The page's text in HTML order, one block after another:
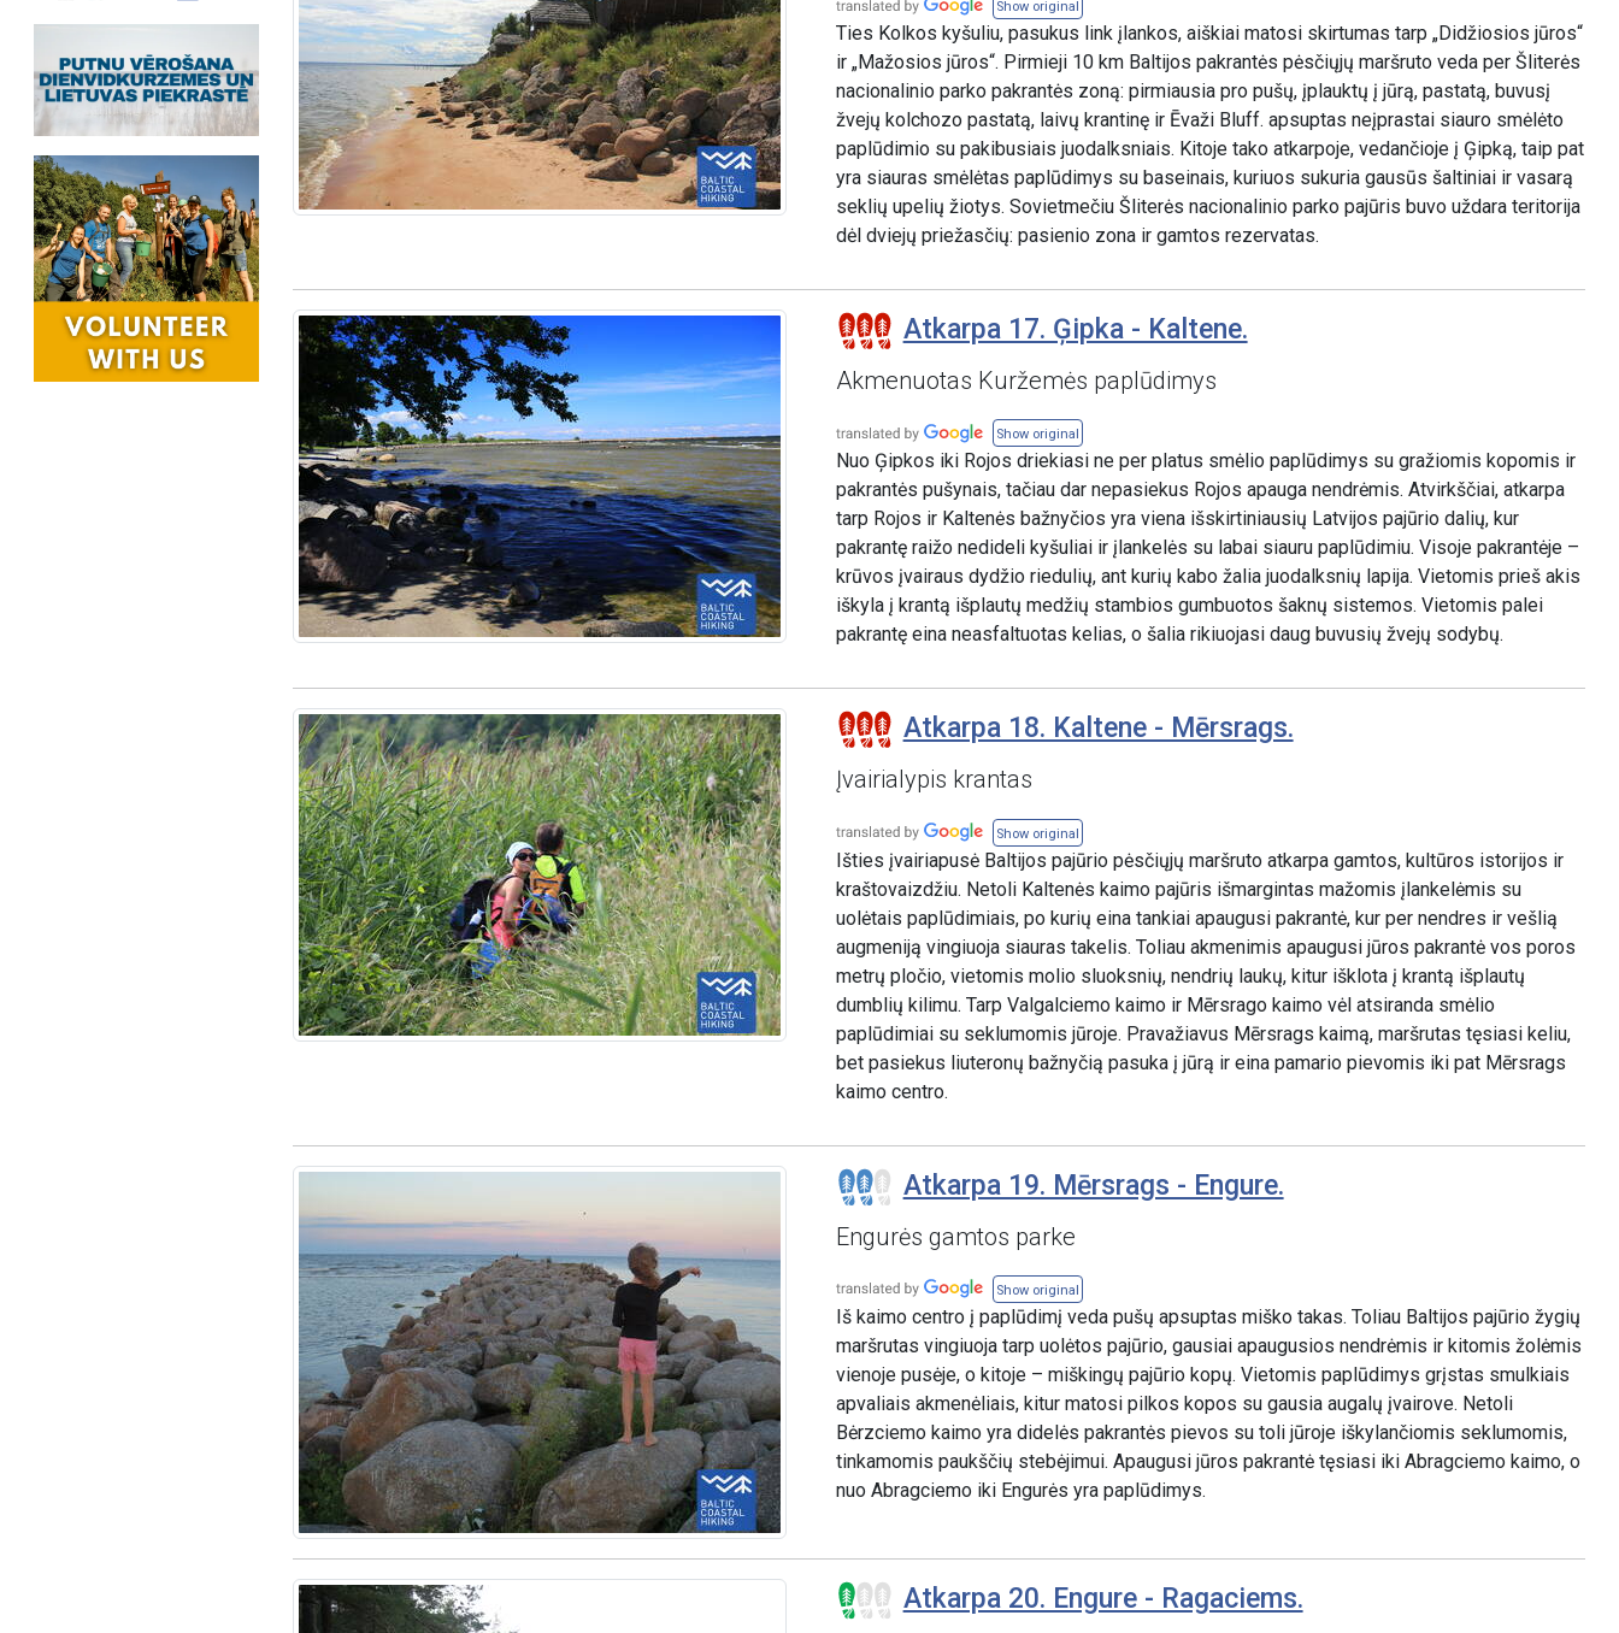
Show original
Ties Kolkos kyšuliu, pasukus link įlankos, aiškiai matosi skirtumas tarp „Didžiosios jūros“
ir „Mažosios jūros“. Pirmieji 10 km Baltijos pakrantės pėsčiųjų maršruto veda per Šliterės
nacionalinio parko pakrantės zoną: pirmiausia pro pušų, įplauktų į jūrą, pastatą, buvusį
žvejų kolchozo pastatą, laivų krantinę ir Ēvaži Bluff. apsuptas neįprastai siauro smėlėto
paplūdimio su pakibusiais juodalksniais. Kitoje tako atkarpoje, vedančioje į Ģipką, taip pat
yra siauras smėlėtas paplūdimys su baseinais, kuriuos sukuria gausūs šaltiniai ir vasarą
seklių upelių žiotys. Sovietmečiu Šliterės nacionalinio parko pajūris buvo uždara teritorija
dėl dviejų priežasčių: pasienio zona ir gamtos rezervatas.
Atkarpa 17. Ģipka - Kaltene.
Akmenuotas Kuržemės paplūdimys
Show original
Nuo Ģipkos iki Rojos driekiasi ne per platus smėlio paplūdimys su gražiomis kopomis ir
pakrantės pušynais, tačiau dar nepasiekus Rojos apauga nendrėmis. Atvirkščiai, atkarpa
tarp Rojos ir Kaltenės bažnyčios yra viena išskirtiniausių Latvijos pajūrio dalių, kur
pakrantę raižo nedideli kyšuliai ir įlankelės su labai siauru paplūdimiu. Visoje pakrantėje –
krūvos įvairaus dydžio riedulių, ant kurių kabo žalia juodalksnių lapija. Vietomis prieš akis
iškyla į krantą išplautų medžių stambios gumbuotos šaknų sistemos. Vietomis palei
pakrantę eina neasfaltuotas kelias, o šalia rikiuojasi daug buvusių žvejų sodybų.
Atkarpa 18. Kaltene - Mērsrags.
Įvairialypis krantas
Show original
Išties įvairiapusė Baltijos pajūrio pėsčiųjų maršruto atkarpa gamtos, kultūros istorijos ir
kraštovaizdžiu. Netoli Kaltenės kaimo pajūris išmargintas mažomis įlankelėmis su
uolėtais paplūdimiais, po kurių eina tankiai apaugusi pakrantė, kur per nendres ir vešlią
augmeniją vingiuoja siauras takelis. Toliau akmenimis apaugusi jūros pakrantė vos poros
metrų pločio, vietomis molio sluoksnių, nendrių laukų, kitur išklota į krantą išplautų
dumblių kilimu. Tarp Valgalciemo kaimo ir Mērsrago kaimo vėl atsiranda smėlio
paplūdimiai su seklumomis jūroje. Pravažiavus Mērsrags kaimą, maršrutas tęsiasi keliu,
bet pasiekus liuteronų bažnyčią pasuka į jūrą ir eina pamario pievomis iki pat Mērsrags
kaimo centro.
Atkarpa 19. Mērsrags - Engure.
Engurės gamtos parke
Show original
Iš kaimo centro į paplūdimį veda pušų apsuptas miško takas. Toliau Baltijos pajūrio žygių
maršrutas vingiuoja tarp uolėtos pajūrio, gausiai apaugusios nendrėmis ir kitomis žolėmis
vienoje pusėje, o kitoje – miškingų pajūrio kopų. Vietomis paplūdimys grįstas smulkiais
apvaliais akmenėliais, kitur matosi pilkos kopos su gausia augalų įvairove. Netoli
Bėrzciemo kaimo yra didelės pakrantės pievos su toli jūroje iškylančiomis seklumomis,
tinkamomis paukščių stebėjimui. Apaugusi jūros pakrantė tęsiasi iki Abragciemo kaimo, o
nuo Abragciemo iki Engurės yra paplūdimys.
Atkarpa 20. Engure - Ragaciems.